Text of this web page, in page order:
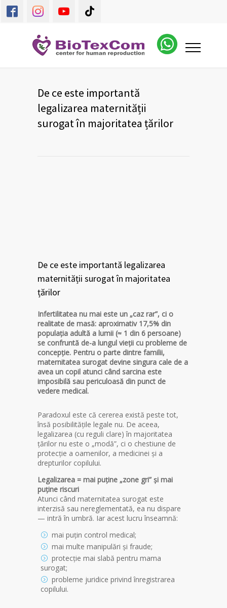
De ce este importantă
legalizarea maternității
surogat în majoritatea țărilor
De ce este importantă legalizarea
maternității surogat în majoritatea
țărilor
Infertilitatea nu mai este un „caz rar”, ci o
realitate de masă: aproximativ 17,5% din
populația adultă a lumii (≈ 1 din 6 persoane)
se confruntă de-a lungul vieții cu probleme de
concepție. Pentru o parte dintre familii,
maternitatea surogat devine singura cale de a
avea un copil atunci când sarcina este
imposibilă sau periculoasă din punct de
vedere medical.
Paradoxul este că cererea există peste tot,
însă posibilitățile legale nu. De aceea,
legalizarea (cu reguli clare) în majoritatea
țărilor nu este o „modă”, ci o chestiune de
protecție a oamenilor, a medicinei și a
drepturilor copilului.
Legalizarea = mai puține „zone gri” și mai
puține riscuri
Atunci când maternitatea surogat este
interzisă sau nereglementată, ea nu dispare
— intră în umbră. Iar acest lucru înseamnă:
mai puțin control medical;
mai multe manipulări și fraude;
protecție mai slabă pentru mama
surogat;
probleme juridice privind înregistrarea
copilului.